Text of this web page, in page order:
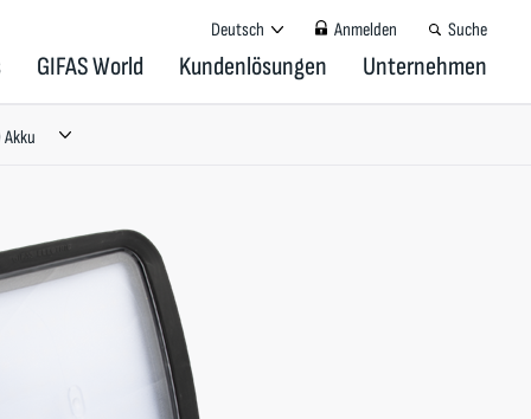
Deutsch Anmelden Suche
GIFAS World Kundenlösungen Unternehmen
Akku